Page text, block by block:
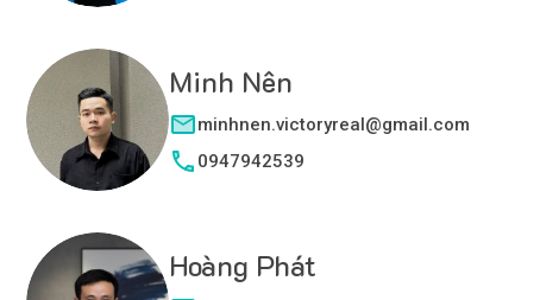
Minh Nên
minhnen.victoryreal@gmail.com
0947942539
Hoàng Phát